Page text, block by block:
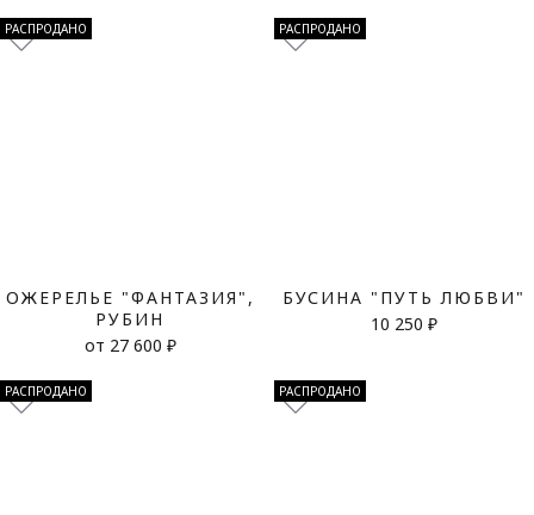
РАСПРОДАНО
ОЖЕРЕЛЬЕ "ФАНТАЗИЯ",
РУБИН
от 27 600 ₽
РАСПРОДАНО
БУСИНА "ПУТЬ ЛЮБВИ"
10 250 ₽
РАСПРОДАНО РАСПРОДАНО